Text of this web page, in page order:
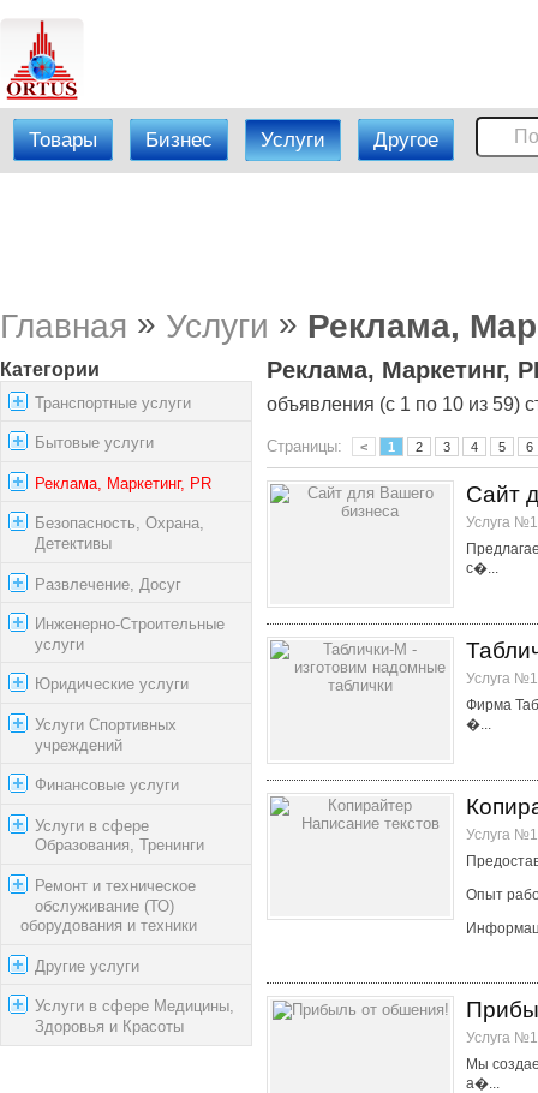
Товары Бизнес Услуги Другое
Главная » Услуги » Реклама,
Категории
Транспортные услуги
Бытовые услуги
Реклама, Маркетинг, PR
Безопасность, Охрана,
Детективы
Развлечение, Досуг
Инженерно-Строительные
услуги
Юридические услуги
Услуги Спортивных
учреждений
Финансовые услуги
Услуги в сфере
Образования, Тренинги
Ремонт и техническое
обслуживание (ТО)
оборудования и техники
Другие услуги
Услуги в сфере Медицины,
Здоровья и Красоты
Реклама, Маркетинг,
объявления (с 1 по 10 из 59)
Страницы: < 1 2 3 4 5 6
Сайт
Услуга
с�...
Услуга
Фирма
�...
Услуга
Опыт
Услуга
Мы
а�...